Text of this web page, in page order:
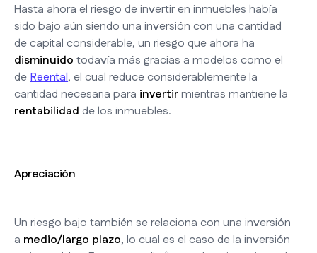
Hasta ahora el riesgo de invertir en inmuebles había
sido bajo aún siendo una inversión con una cantidad
de capital considerable, un riesgo que ahora ha
disminuido todavía más gracias a modelos como el
deReental, el cual reduce considerablemente la
cantidad necesaria para invertirmientras mantiene la
rentabilidad de los inmuebles.
Apreciación
Un riesgo bajo también se relaciona con una inversión
a medio/largo plazo, lo cual es el caso de la inversión